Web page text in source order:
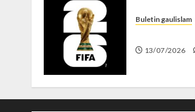
Buletin gaulislam
13/07/2026